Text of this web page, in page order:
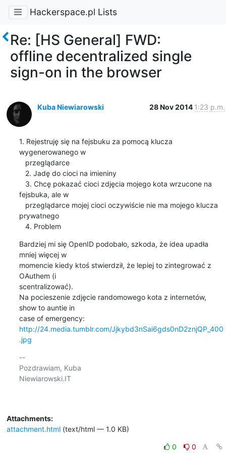
Hackerspace.pl Lists
Re: [HS General] FWD:
offline decentralized single
sign-on in the browser
Kuba Niewiarowski 28 Nov 2014 1:23 p.m.
1. Rejestruję się na fejsbuku za pomocą klucza
wygenerowanego w
fejsbuka, ale w
prywatnego
   4. Problem
Bardziej mi się OpenID podobało, szkoda, że idea upadła
mniej więcej w
momencie kiedy ktoś stwierdził, że lepiej to zintegrować z
OAuthem (i
scentralizować).
Na pocieszenie zdjęcie randomowego kota z internetów,
show to auntie in
http://24.media.tumblr.com/Jjkybd3nSai6gds0nD2znjQP_400
.jpg
--
Pozdrawiam, Kuba
Niewiarowski.IT
Attachments:
attachment.html(text/html — 1.0 KB)
0
0